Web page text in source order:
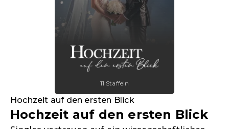
11 Staffeln
Hochzeit auf den ersten Blick
Hochzeit auf den ersten Blick